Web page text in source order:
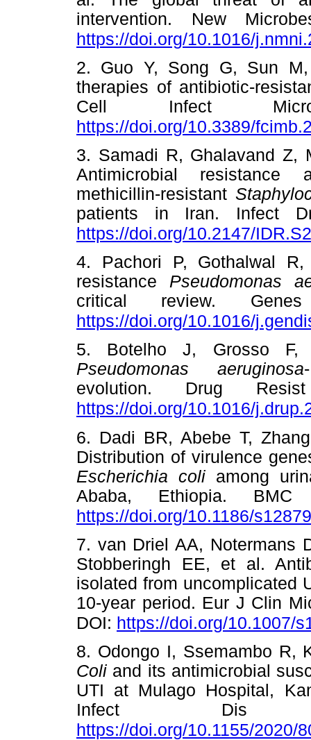
intervention. New
https://doi.org/10.1016/
2. Guo Y, Song G, Sun
therapies of antibiotic-
Cell Infect
https://doi.org/10.3389/
3. Samadi R, Ghalavand Z,
Antimicrobial resistance
methicillin-resistant
patients in Iran. Infect
https://doi.org/10.2147/
4. Pachori P, Gothalwal
resistance Pseudomonas
critical review.
https://doi.org/10.1016/
5. Botelho J, Grosso F,
Pseudomonas aeruginosa
evolution. Drug
https://doi.org/10.1016/
6. Dadi BR, Abebe T,
Distribution of virulence
Escherichia coliamong
Ababa, Ethiopia.
https://doi.org/10.1186/
7. van Driel AA, Notermans
Stobberingh EE, et al.
isolated from uncomplicated
10-year period. Eur J Clin
DOI: https://doi.org/10.1007/
8. Odongo I, Ssemambo R,
Coli and its antimicrobial
UTI at Mulago Hospital,
Infect Dis
https://doi.org/10.1155/2020/